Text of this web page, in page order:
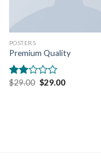
POSTERS
Premium Quality
Rated
$29.00 $29.00